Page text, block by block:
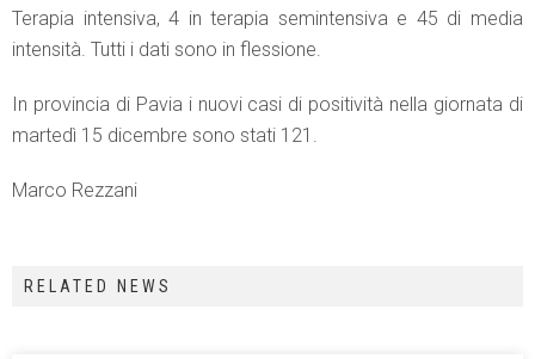
Terapia intensiva, 4 in terapia semintensiva e 45 di media
intensità. Tutti i dati sono in flessione.
In provincia di Pavia i nuovi casi di positività nella giornata di
martedì 15 dicembre sono stati 121.
Marco Rezzani
RELATED NEWS